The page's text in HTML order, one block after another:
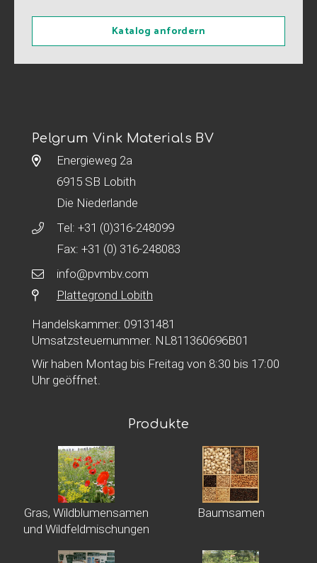
Katalog anfordern
Pelgrum Vink Materials BV
Energieweg 2a
6915 SB Lobith
Die Niederlande
Tel: +31 (0)316-248099
Fax: +31 (0) 316-248083
info@pvmbv.com
Plattegrond Lobith
Handelskammer: 09131481
Umsatzsteuernummer. NL811360696B01
Wir haben Montag bis Freitag von 8:30 bis 17:00
Uhr geöffnet.
Produkte
Gras, Wildblumensamen
und Wildfeldmischungen
Baumsamen